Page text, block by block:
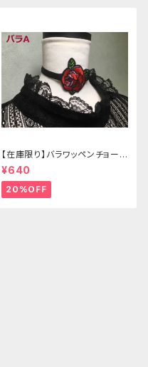
【在庫限り】バラワッペンチョーカ
ー
¥640
20%OFF